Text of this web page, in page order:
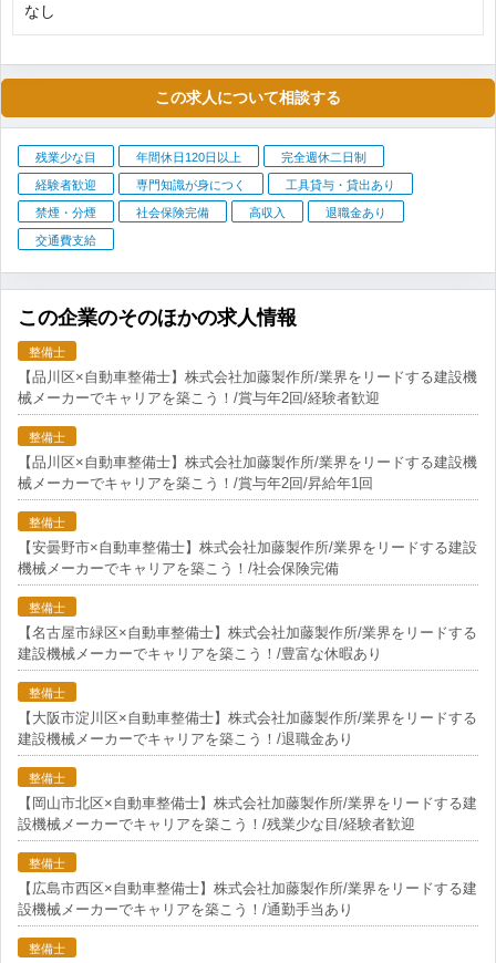
なし
この求人について相談する
残業少な目 年間休日120日以上 完全週休二日制
経験者歓迎 専門知識が身につく 工具貸与・貸出あり
禁煙・分煙 社会保険完備 高収入 退職金あり
交通費支給
この企業のそのほかの求人情報
【品川区×自動車整備士】株式会社加藤製作所/業界をリードする建設機
械メーカーでキャリアを築こう！/賞与年2回/経験者歓迎
整備士
【品川区×自動車整備士】株式会社加藤製作所/業界をリードする建設機
械メーカーでキャリアを築こう！/賞与年2回/昇給年1回
整備士
【安曇野市×自動車整備士】株式会社加藤製作所/業界をリードする建設
機械メーカーでキャリアを築こう！/社会保険完備
整備士
【名古屋市緑区×自動車整備士】株式会社加藤製作所/業界をリードする
建設機械メーカーでキャリアを築こう！/豊富な休暇あり
整備士
【大阪市淀川区×自動車整備士】株式会社加藤製作所/業界をリードする
建設機械メーカーでキャリアを築こう！/退職金あり
整備士
【岡山市北区×自動車整備士】株式会社加藤製作所/業界をリードする建
設機械メーカーでキャリアを築こう！/残業少な目/経験者歓迎
整備士
【広島市西区×自動車整備士】株式会社加藤製作所/業界をリードする建
設機械メーカーでキャリアを築こう！/通勤手当あり
整備士
整備士